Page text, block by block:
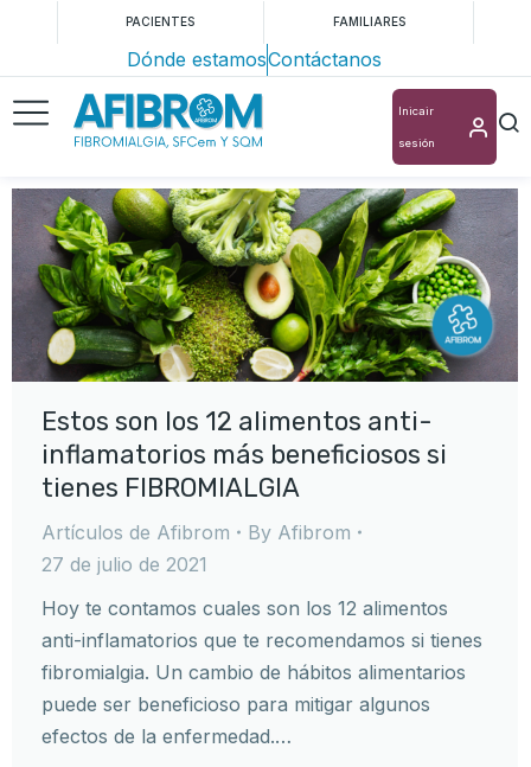
PACIENTES FAMILIARES
Dónde estamosContáctanos
Inicair
sesión
Estos son los 12 alimentos anti-
inflamatorios más beneficiosos si
tienes FIBROMIALGIA
Artículos de Afibrom By Afibrom
27 de julio de 2021
Hoy te contamos cuales son los 12 alimentos
anti-inflamatorios que te recomendamos si tienes
fibromialgia. Un cambio de hábitos alimentarios
puede ser beneficioso para mitigar algunos
efectos de la enfermedad.…